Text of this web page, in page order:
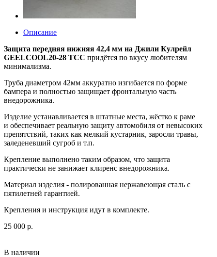
Описание
Защита передняя нижняя 42,4 мм на Джили Кулрейл
GEELCOOL20-28 ТСС придётся по вкусу любителям
минимализма.
Труба диаметром 42мм аккуратно изгибается по форме
бампера и полностью защищает фронтальную часть
внедорожника.
Изделие устанавливается в штатные места, жёстко к раме
и обеспечивает реальную защиту автомобиля от невысоких
препятствий, таких как мелкий кустарник, заросли травы,
заледеневший сугроб и т.п.
Крепление выполнено таким образом, что защита
практически не занижает клиренс внедорожника.
Материал изделия - полированная нержавеющая сталь с
пятилетней гарантией.
Крепления и инструкция идут в комплекте.
25 000 р.
В наличии